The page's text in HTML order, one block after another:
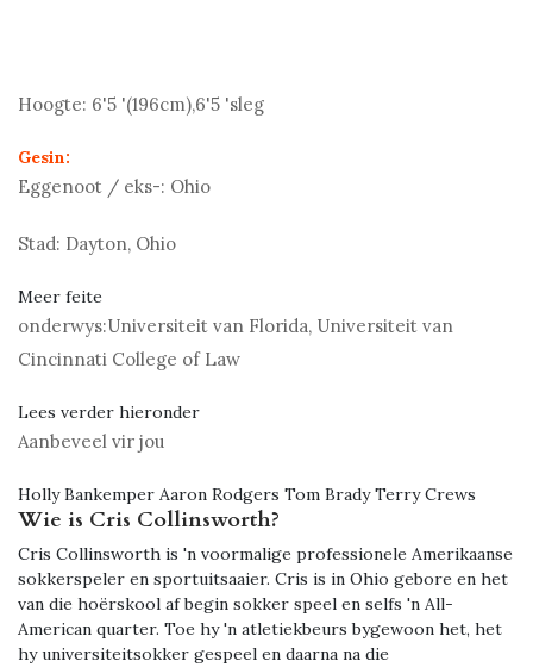
Hoogte: 6'5 '(196cm),6'5 'sleg
Gesin:
Eggenoot / eks-: Ohio
Stad: Dayton, Ohio
Meer feite
onderwys:Universiteit van Florida, Universiteit van
Cincinnati College of Law
Lees verder hieronder
Aanbeveel vir jou
Holly Bankemper Aaron Rodgers Tom Brady Terry Crews
Wie is Cris Collinsworth?
Cris Collinsworth is 'n voormalige professionele Amerikaanse
sokkerspeler en sportuitsaaier. Cris is in Ohio gebore en het
van die hoërskool af begin sokker speel en selfs 'n All-
American quarter. Toe hy 'n atletiekbeurs bygewoon het, het
hy universiteitsokker gespeel en daarna na die